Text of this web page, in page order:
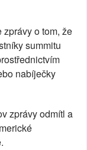
o tom, že
summitu
nabíječky
zprávy odmítl a